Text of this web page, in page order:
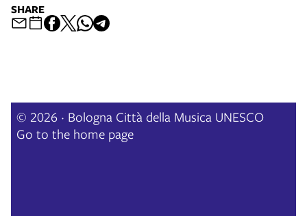
SHARE
© 2026 · Bologna Città della Musica UNESCO
Go to the home page